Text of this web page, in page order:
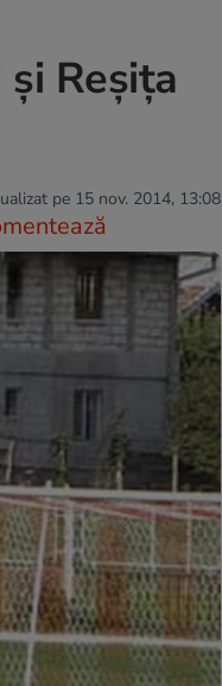
Reşiţa
pe 15 nov. 2014, 13:08